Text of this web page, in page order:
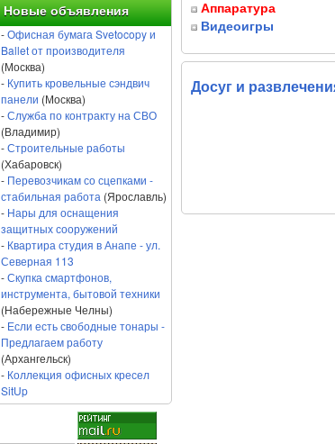
Новые объявления
-Офисная бумага Svetocopy и
Ballet от производителя
(Москва)
- Купить кровельные сэндвич
панели (Москва)
-Служба по контракту на СВО
(Владимир)
-Строительные работы
(Хабаровск)
- Перевозчикам со сцепками -
стабильная работа (Ярославль)
- Нары для оснащения
защитных сооружений
- Квартира студия в Анапе - ул.
Северная 113
-Скупка смартфонов,
инструмента, бытовой техники
(Набережные Челны)
- Если есть свободные тонары -
Предлагаем работу
(Архангельск)
- Коллекция офисных кресел
SitUp
Аппаратура
Видеоигры
Досуг и